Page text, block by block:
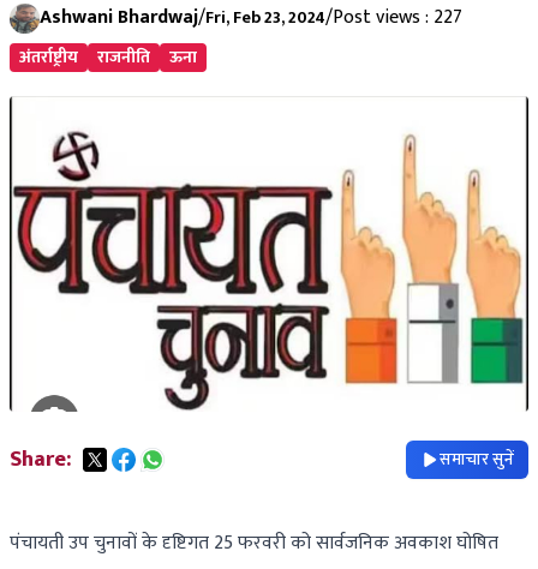
Ashwani Bhardwaj/Fri, Feb 23, 2024/Post views : 227
अंतर्राष्ट्रीय राजनीति ऊना
Share: समाचार सुनें
पंचायती उप चुनावों के दृष्टिगत 25 फरवरी को सार्वजनिक अवकाश घोषित